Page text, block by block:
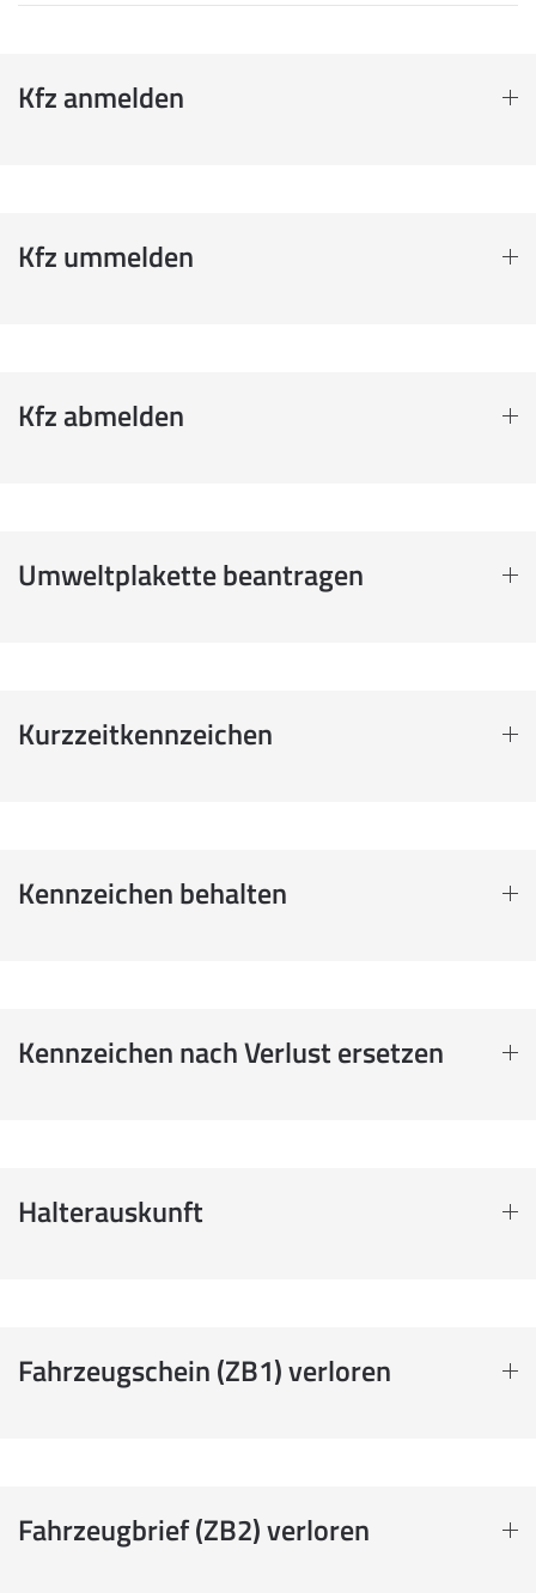
Kfz anmelden
Kfz ummelden
Kfz abmelden
Umweltplakette beantragen
Kurzzeitkennzeichen
Kennzeichen behalten
Kennzeichen nach Verlust ersetzen
Halterauskunft
Fahrzeugschein (ZB1) verloren
Fahrzeugbrief (ZB2) verloren